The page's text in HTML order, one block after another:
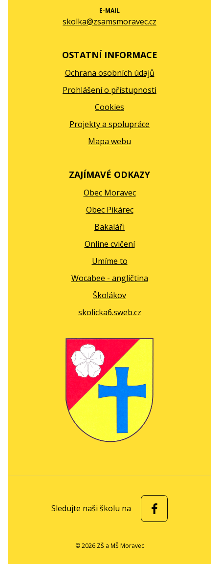
E-MAIL
skolka@zsamsmoravec.cz
OSTATNÍ INFORMACE
Ochrana osobních údajů
Prohlášení o přístupnosti
Cookies
Projekty a spolupráce
Mapa webu
ZAJÍMAVÉ ODKAZY
Obec Moravec
Obec Pikárec
Bakaláři
Online cvičení
Umíme to
Wocabee - angličtina
Školákov
skolicka6.sweb.cz
© 2026 ZŠ a MŠ Moravec
Sledujte naši školu na